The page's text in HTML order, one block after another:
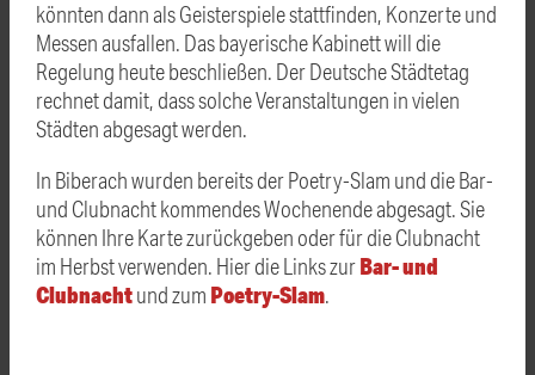
könnten dann als Geisterspiele stattfinden, Konzerte und
Messen ausfallen. Das bayerische Kabinett will die
Regelung heute beschließen. Der Deutsche Städtetag
rechnet damit, dass solche Veranstaltungen in vielen
Städten abgesagt werden.
In Biberach wurden bereits der Poetry-Slam und die Bar-
und Clubnacht kommendes Wochenende abgesagt. Sie
können Ihre Karte zurückgeben oder für die Clubnacht
im Herbst verwenden. Hier die Links zurBar- und
Clubnachtund zum Poetry-Slam.